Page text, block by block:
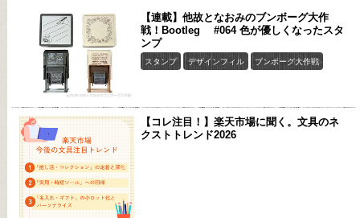
【連載】他故となおみのブンボーグ大作
戦！Bootleg #064 色が優しくなったスタ
ンプ
スタンプ デザインフィル ブンボーグ大作戦
【コレ注目！】楽天市場に聞く。文具のネ
クストトレンド2026